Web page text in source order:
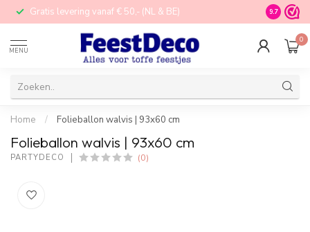
Gratis levering vanaf € 50,- (NL & BE) STORE in
9.7
MENU
0
Home / Folieballon walvis | 93x60 cm
Folieballon walvis | 93x60 cm
PARTYDECO (0)